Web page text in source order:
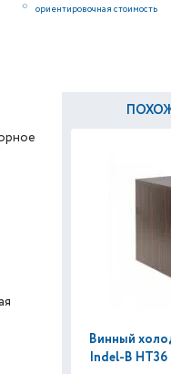
* ориентировочная стоимость
Винный
Indel-B HT36